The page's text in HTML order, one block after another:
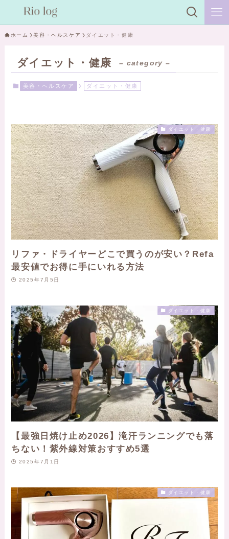
ホーム 美容・ヘルスケア ダイエット・健康
ダイエット・健康 – category –
美容・ヘルスケア ダイエット・健康
ダイエット・健康
リファ・ドライヤーどこで買うのが安い？Refa
最安値でお得に手にいれる方法
2025年7月5日
ダイエット・健康
【最強日焼け止め2026】滝汗ランニングでも落
ちない！紫外線対策おすすめ5選
2025年7月1日
ダイエット・健康